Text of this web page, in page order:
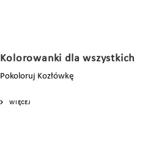
Kolorowanki dla wszystkich
Pokoloruj Kozłówkę
WIĘCEJ